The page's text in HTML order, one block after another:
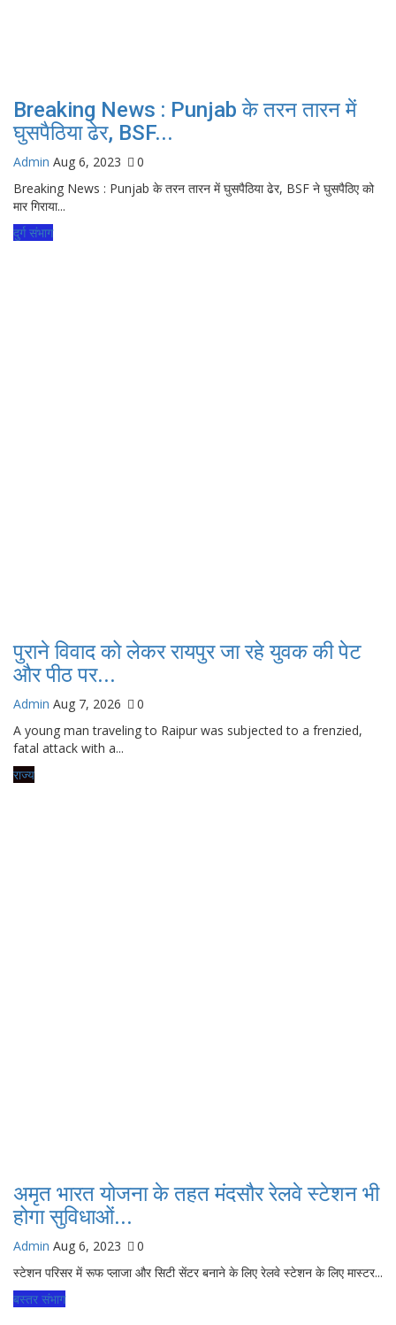
Breaking News : Punjab के तरन तारन में
घुसपैठिया ढेर, BSF...
Admin Aug 6, 2023
0
Breaking News : Punjab के तरन तारन में घुसपैठिया ढेर, BSF ने घुसपैठिए को
मार गिराया...
दुर्ग संभाग
पुराने विवाद को लेकर रायपुर जा रहे युवक की पेट
और पीठ पर...
Admin Aug 7, 2026
0
A young man traveling to Raipur was subjected to a frenzied,
fatal attack with a...
राज्य
अमृत भारत योजना के तहत मंदसौर रेलवे स्टेशन भी
होगा सुविधाओं...
Admin Aug 6, 2023
0
स्टेशन परिसर में रूफ प्लाजा और सिटी सेंटर बनाने के लिए रेलवे स्टेशन के लिए मास्टर...
बस्तर संभाग